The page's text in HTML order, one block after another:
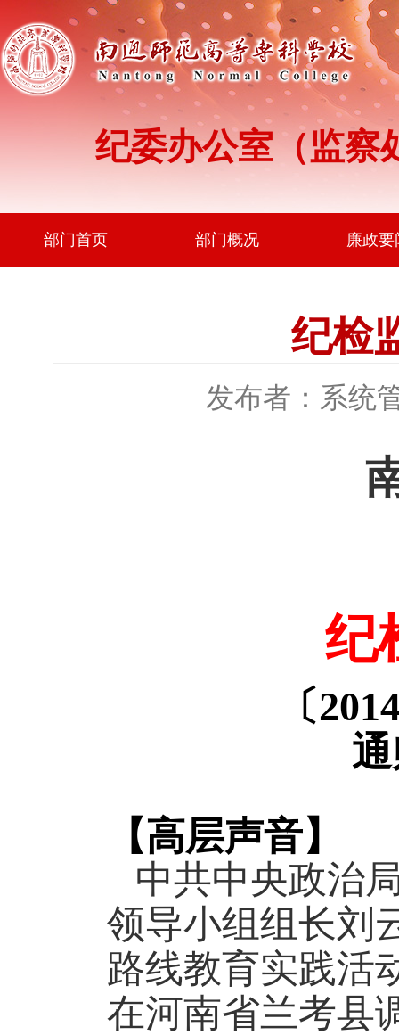
纪委办公室（监察
部门首页 部门概况 廉政要
纪检
发布者：系统
纪
〔
【高层声音】
中共中央政治
领导小组组长刘
路线教育实践活
在河南省兰考县